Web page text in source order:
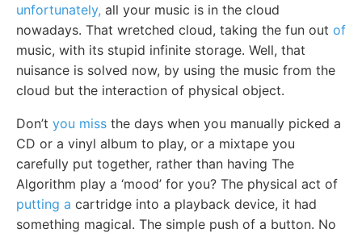
unfortunately, all your music is in the cloud
nowadays. That wretched cloud, taking the fun out of
music, with its stupid infinite storage. Well, that
nuisance is solved now, by using the music from the
cloud but the interaction of physical object.
Don’t you miss the days when you manually picked a
CD or a vinyl album to play, or a mixtape you
carefully put together, rather than having The
Algorithm play a ‘mood’ for you? The physical act of
putting a cartridge into a playback device, it had
something magical. The simple push of a button. No